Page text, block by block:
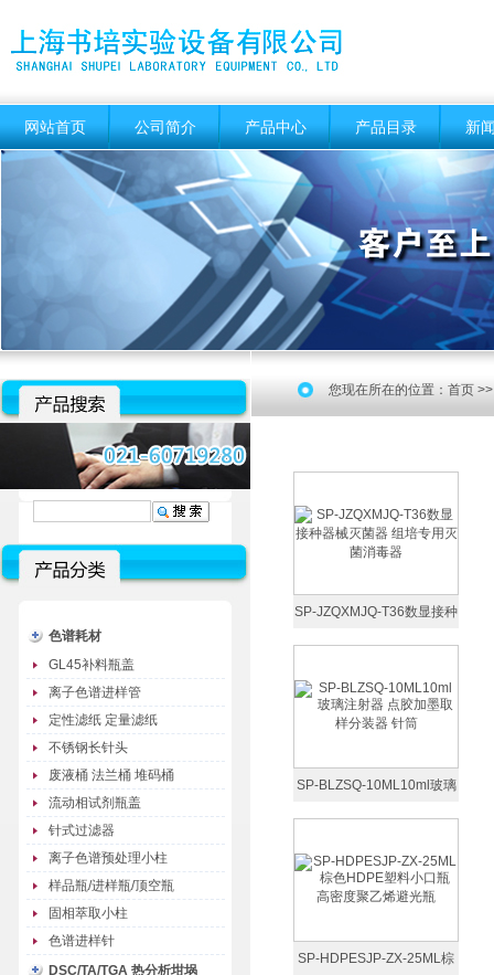
网站首页 公司简介 产品中心 产品目录 新
色谱耗材
GL45补料瓶盖
离子色谱进样管
定性滤纸 定量滤纸
不锈钢长针头
废液桶 法兰桶 堆码桶
流动相试剂瓶盖
针式过滤器
离子色谱预处理小柱
样品瓶/进样瓶/顶空瓶
固相萃取小柱
色谱进样针
DSC/TA/TGA 热分析坩埚
您现在所在的位置： 首页
SP-JZQXMJQ-T36数显接种
器械灭菌器 组培专用灭菌消
SP-BLZSQ-10ML10ml玻璃
注射器 点胶加墨取样分装器
SP-HDPESJP-ZX-25ML棕